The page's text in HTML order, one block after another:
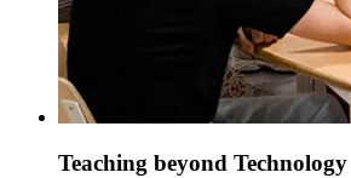
Teaching beyond Technology